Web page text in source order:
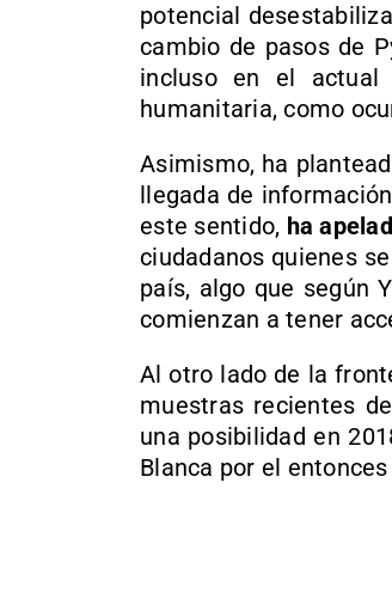
potencial
cambio de pasos de
incluso en el actual
humanitaria, como
Asimismo, ha
llegada de
este sentido, ha
ciudadanos quienes
país, algo que según
comienzan a tener
Al otro lado de la
muestras recientes
una posibilidad en
Blanca por el